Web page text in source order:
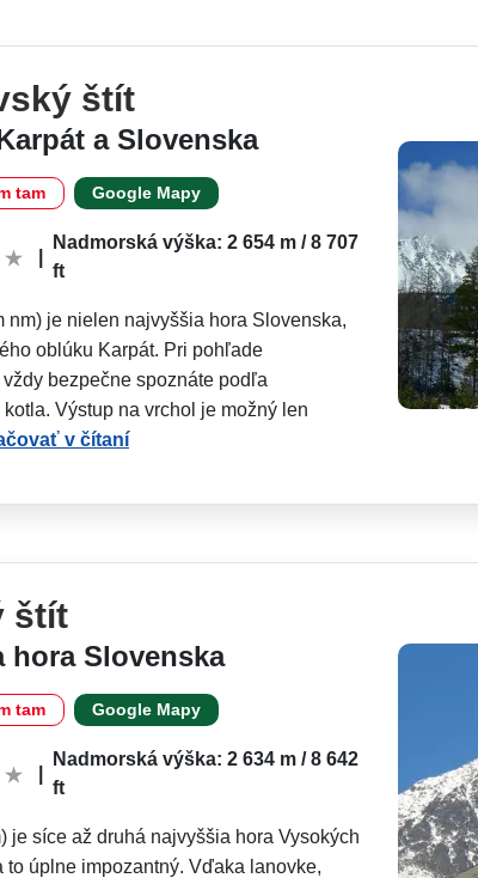
štít
a Slovenska
tam Google Mapy
Nadmorská výška: 2 654 m / 8 707
ft
nm) je nielen najvyššia hora Slovenska,
oblúku Karpát. Pri pohľade
bezpečne spoznáte podľa
Výstup na vrchol je možný len
v čítaní
štít
hora Slovenska
tam Google Mapy
Nadmorská výška: 2 634 m / 8 642
ft
je síce až druhá najvyššia hora Vysokých
to úplne impozantný. Vďaka lanovke,